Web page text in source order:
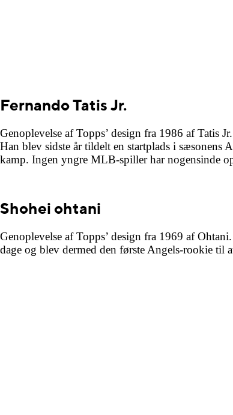
Fernando Tatis Jr.
Genoplevelse af Topps’ design fra 1986 af Tatis Jr.
Han blev sidste år tildelt en startplads i
kamp. Ingen yngre MLB-spiller har nogensinde
Shohei ohtani
Genoplevelse af Topps’ design fra 1969 af
dage og blev dermed den første Angels-rookie til